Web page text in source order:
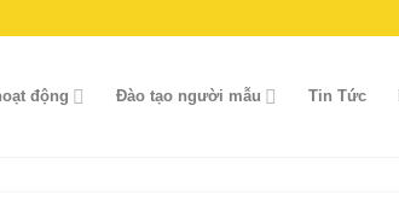
động Đào tạo người mẫu Tin Tức